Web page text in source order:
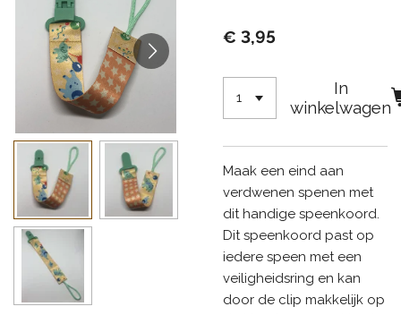
€ 3,95
In
winkelwagen
Maak een eind aan
verdwenen spenen met
dit handige speenkoord.
Dit speenkoord past op
iedere speen met een
veiligheidsring en kan
door de clip makkelijk op